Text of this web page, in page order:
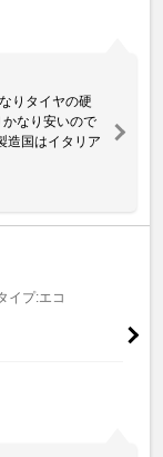
りタイヤの硬
なり安いので
造国はイタリア
イプ:エコ